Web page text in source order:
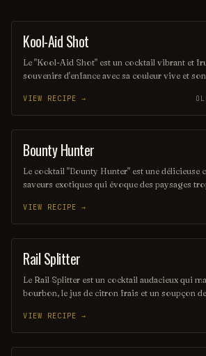
SHOT
Kool-Aid Shot
Le "Kool-Aid Shot" est un cocktail vibrant et
souvenirs d'enfance avec sa couleur vive et
Aid, ce shot rafraîchissant est parfait pour les
entre amis. Sa simplicité et son côté ludique
populaire pour ceux qui cherchent à s'amuser.
VIEW RECIPE →
COCKTAIL
Bounty Hunter
Le cocktail "Bounty Hunter" est une délicieuse
saveurs exotiques qui évoque des paysages
expérience rafraîchissante et envoûtante,
de cocktails d'été. Sa présentation colorée et
font un véritable trésor à découvrir.
VIEW RECIPE →
COCKTAIL
Rail Splitter
Le Rail Splitter est un cocktail audacieux qui
bourbon, le jus de citron frais et un soupçon
évoquant les saveurs rustiques du terroir
amateurs de cocktails classiques revisités, il
papilles.
VIEW RECIPE →